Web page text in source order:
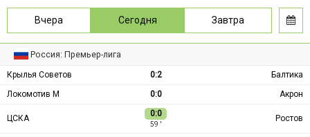
Вчера Сегодня Завтра
Россия: Премьер-лига
Крылья Советов 0:2
Балтика
Локомотив М
0:0 Акрон
ЦСКА 0:0
59 ′
Ростов